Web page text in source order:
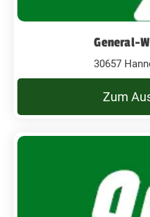
General-
30657
Zum